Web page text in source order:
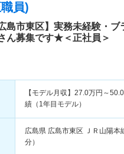
員)
島市東区】実務未経験・
ん募集です★＜正社員＞
【モデル月収】 27.0万円～50.0
績（1年目モデル）
広島県 広島市東区 ＪＲ山陽
分）